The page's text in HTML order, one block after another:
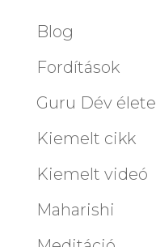
Blog
Fordítások
Guru Dév élete
Kiemelt cikk
Kiemelt videó
Maharishi